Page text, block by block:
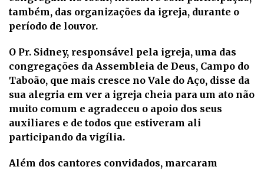
também, das organizações da igreja, durante o
período de louvor.
O Pr. Sidney, responsável pela igreja, uma das
congregações da Assembleia de Deus, Campo do
Taboão, que mais cresce no Vale do Aço, disse da
sua alegria em ver a igreja cheia para um ato não
muito comum e agradeceu o apoio dos seus
auxiliares e de todos que estiveram ali
participando da vigília.
Além dos cantores convidados, marcaram